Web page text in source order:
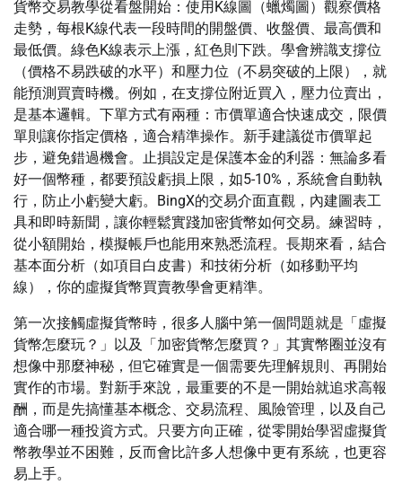
貨幣交易教學從看盤開始：使用K線圖（蠟燭圖）觀察價格
走勢，每根K線代表一段時間的開盤價、收盤價、最高價和
最低價。綠色K線表示上漲，紅色則下跌。學會辨識支撐位
（價格不易跌破的水平）和壓力位（不易突破的上限），就
能預測買賣時機。例如，在支撐位附近買入，壓力位賣出，
是基本邏輯。下單方式有兩種：市價單適合快速成交，限價
單則讓你指定價格，適合精準操作。新手建議從市價單起
步，避免錯過機會。止損設定是保護本金的利器：無論多看
好一個幣種，都要預設虧損上限，如5-10%，系統會自動執
行，防止小虧變大虧。BingX的交易介面直觀，內建圖表工
具和即時新聞，讓你輕鬆實踐加密貨幣如何交易。練習時，
從小額開始，模擬帳戶也能用來熟悉流程。長期來看，結合
基本面分析（如項目白皮書）和技術分析（如移動平均
線），你的虛擬貨幣買賣教學會更精準。
第一次接觸虛擬貨幣時，很多人腦中第一個問題就是「虛擬
貨幣怎麼玩？」以及「加密貨幣怎麼買？」其實幣圈並沒有
想像中那麼神秘，但它確實是一個需要先理解規則、再開始
實作的市場。對新手來說，最重要的不是一開始就追求高報
酬，而是先搞懂基本概念、交易流程、風險管理，以及自己
適合哪一種投資方式。只要方向正確，從零開始學習虛擬貨
幣教學並不困難，反而會比許多人想像中更有系統，也更容
易上手。